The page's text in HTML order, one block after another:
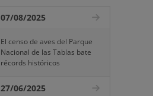
07/08/2025
El censo de aves del Parque
Nacional de las Tablas bate
récords históricos
27/06/2025